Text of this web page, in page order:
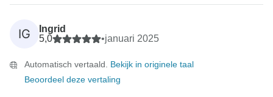
we ook een reeks optionele activiteiten zodat je zelf
kunt kiezen hoe je je tijd doorbrengt, of je nu dieper in
de ongelofelijke natuur, cultuur en landschappen duikt
hopen dat je een fantastische tijd hebt gehad tijdens
IG
Ingrid
5,0
•januari 2025
Automatisch vertaald. Bekijk in originele taal
Beoordeel deze vertaling